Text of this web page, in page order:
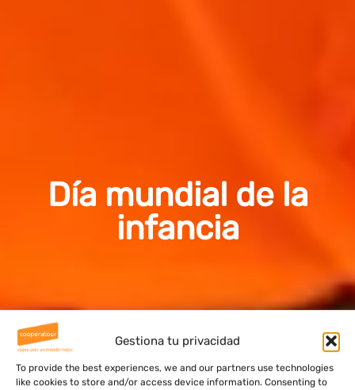
Gestiona tu privacidad
To provide the best experiences, we and our partners use technologies
like cookies to store and/or access device information. Consenting to
Día mundial de la
infancia